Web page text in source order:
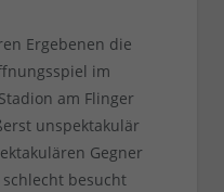
Ergebenen die
im
am Flinger
unspektakulär
Gegner
besucht